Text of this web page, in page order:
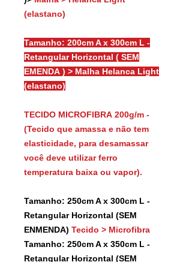
(elastano)
Tamanho: 200cm A x 300cm L -
Retangular Horizontal ( SEM
EMENDA ) > Malha Helanca Light
(elastano)
TECIDO MICROFIBRA 200g/m -
(Tecido que amassa e não tem
elasticidade, para desamassar
você deve utilizar ferro
temperatura baixa ou vapor).
Tamanho: 250cm A x 300cm L -
Retangular Horizontal (SEM
ENMENDA) Tecido > Microfibra
Tamanho: 250cm A x 350cm L -
Retangular Horizontal (SEM